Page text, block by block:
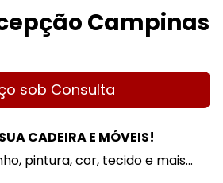
Campinas
CADEIRA E MÓVEIS!
pintura, cor, tecido e mais...